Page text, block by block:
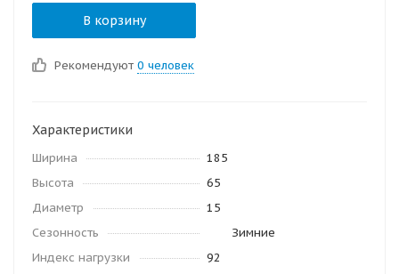
В корзину
Рекомендуют 0 человек
Характеристики
Ширина
185
Высота
65
Диаметр
15
Сезонность
Зимние
Индекс нагрузки
92